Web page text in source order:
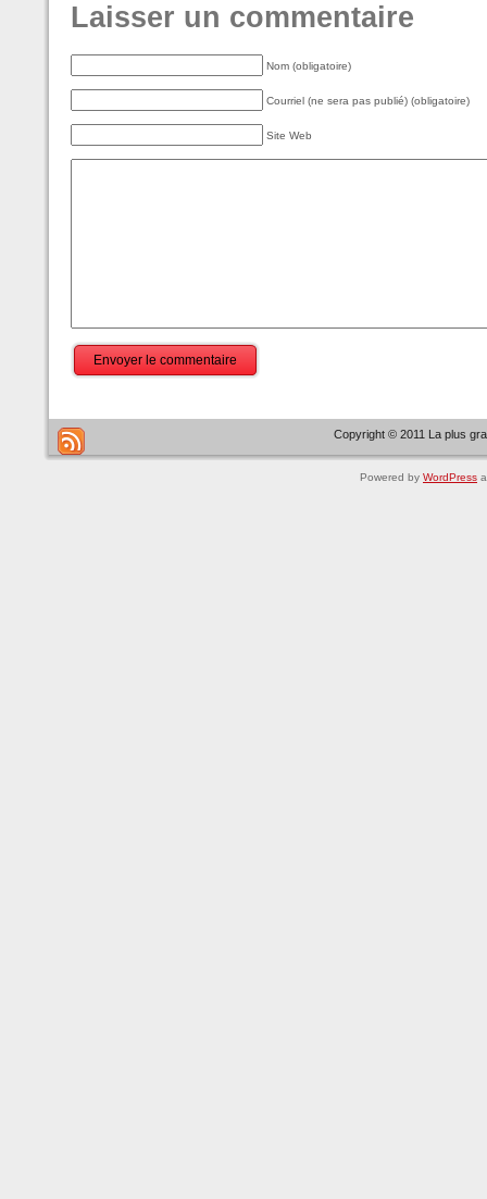
Laisser un commentaire
Nom (obligatoire)
Courriel (ne sera pas publié) (obligatoire)
Site Web
Envoyer le commentaire
Copyright © 2011 La plus
Powered by WordPress